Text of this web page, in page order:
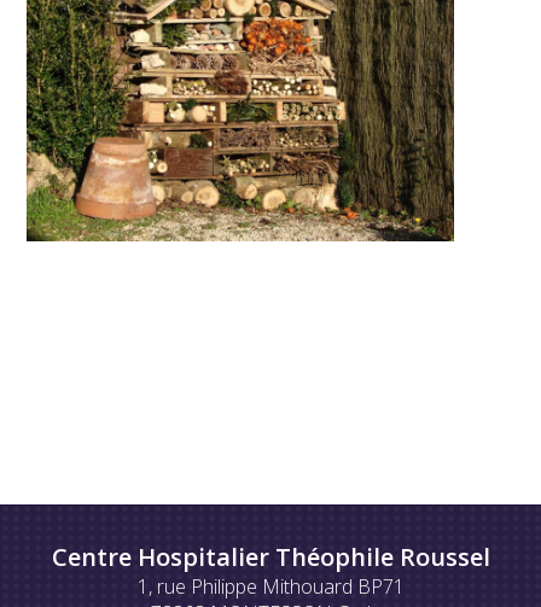
Centre Hospitalier Théophile Roussel
1, rue Philippe Mithouard BP71